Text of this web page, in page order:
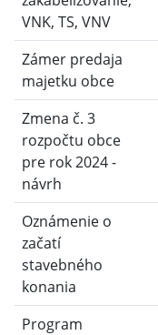
VNK, TS, VNV
Zámer predaja
majetku obce
Zmena č. 3
rozpočtu obce
pre rok 2024 -
návrh
Oznámenie o
začatí
stavebného
konania
Program